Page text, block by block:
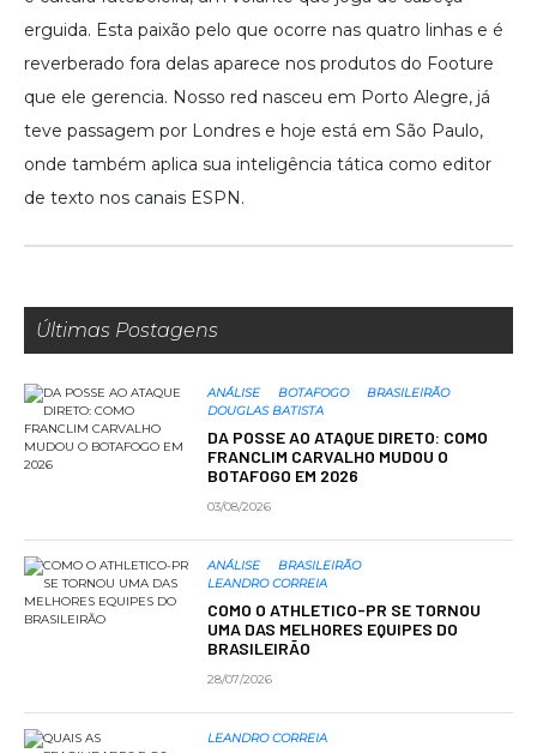
erguida. Esta paixão pelo que ocorre nas quatro linhas e é
reverberado fora delas aparece nos produtos do Footure
que ele gerencia. Nosso red nasceu em Porto Alegre, já
teve passagem por Londres e hoje está em São Paulo,
onde também aplica sua inteligência tática como editor
de texto nos canais ESPN.
Últimas Postagens
ANÁLISE BOTAFOGO
BRASILEIRÃO
DOUGLAS BATISTA
DA POSSE AO ATAQUE DIRETO: COMO
FRANCLIM CARVALHO MUDOU O
BOTAFOGO EM 2026
03/08/2026
ANÁLISE
BRASILEIRÃO
LEANDRO CORREIA
COMO O ATHLETICO-PR SE TORNOU
UMA DAS MELHORES EQUIPES DO
BRASILEIRÃO
28/07/2026
LEANDRO CORREIA